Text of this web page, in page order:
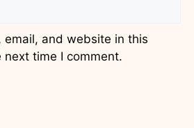
email, and website in this
time I comment.